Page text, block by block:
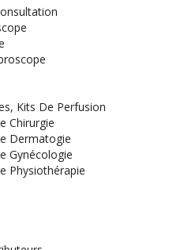
Kits De Perfusion
Chirurgie
Dermatogie
Gynécologie
Physiothérapie